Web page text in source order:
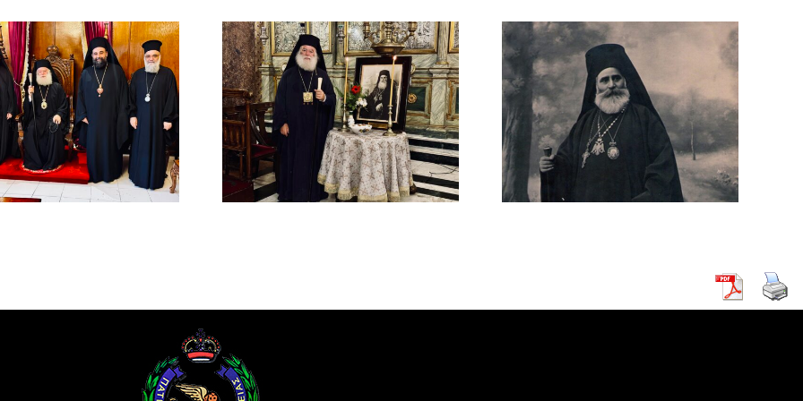
ΙΕΡΟ ΜΝΗΜΟΣΥΝΟ
ΤΟΥ ΑΟΙΔΙΜΟΥ
ΠΑΤΡΙΑΡΧΟΥ
ΑΛΕΞΑΝΔΡΕΙΑΣ
ΜΕΛΕΤΙΟΥ Β΄ (
ΜΕΤΑΞΑΚΗ )
Μελέτιος Μεταξάκης
(1926-1935): Ο
Οραματιστής
Αλεξανδρινός
Προκαθήμενος